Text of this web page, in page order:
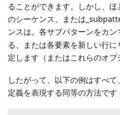
ることができます。しかし、
のシーケンス、または
ンスは、各サブパターンをカン
る、または各要素を新しい行
定します（またはこれらのオプ
したがって、以下の例はすべ
定義を表現する同等の方法です